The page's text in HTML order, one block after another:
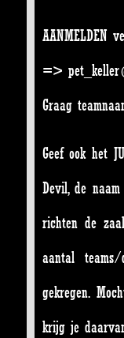
AANMELDEN
=>
Graag
Geef ook het
Devil, de
richten de
aantal
gekregen.
krijg je